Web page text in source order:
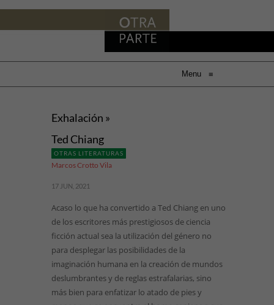
Menu ≡
Exhalación »
Ted Chiang
OTRAS LITERATURAS
Marcos Crotto Vila
17 JUN, 2021
Acaso lo que ha convertido a Ted Chiang en uno
de los escritores más prestigiosos de ciencia
ficción actual sea la utilización del género no
para desplegar las posibilidades de la
imaginación humana en la creación de mundos
deslumbrantes y de reglas estrafalarias, sino
más bien para enfatizar lo atado de pies y